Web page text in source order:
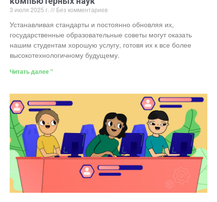
3 июля 2025 г. Без комментариев
Устанавливая стандарты и постоянно обновляя их,
государственные образовательные советы могут оказать
нашим студентам хорошую услугу, готовя их к все более
высокотехнологичному будущему.
Читать далее "